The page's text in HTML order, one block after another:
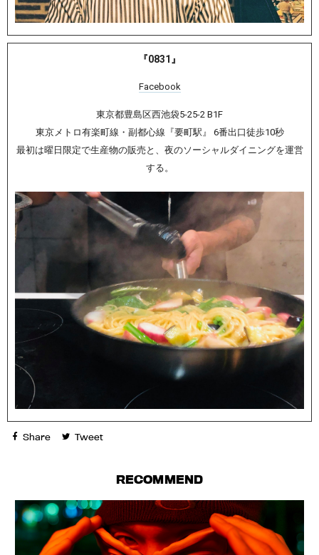
『0831』
Facebook
東京都豊島区西池袋5-25-2 B1F
東京メトロ有楽町線・副都心線『要町駅』 6番出口徒歩10秒
最初は曜日限定で生産物の販売と、夜のソーシャルダイニングを運営
する。
Share Tweet
RECOMMEND